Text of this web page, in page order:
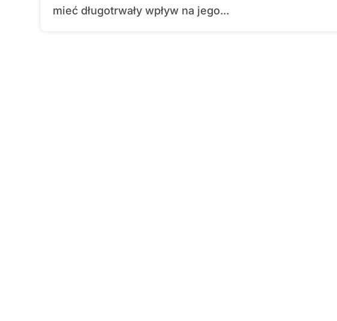
mieć długotrwały wpływ na jego...